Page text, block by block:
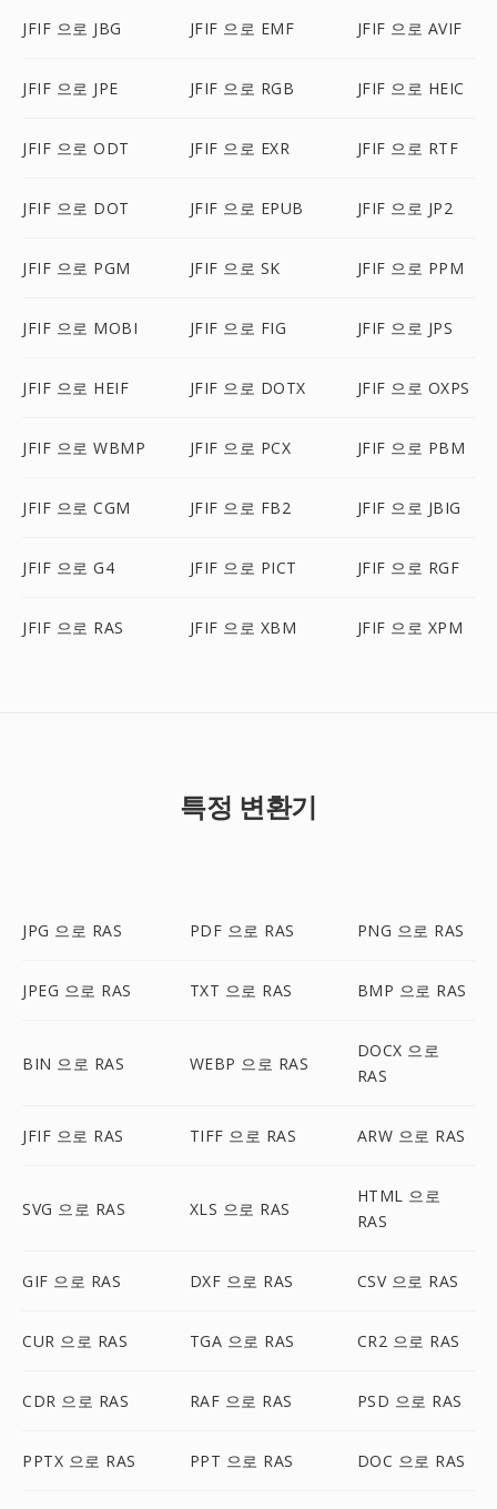
JFIF 으로 JBG JFIF 으로 EMF JFIF 으로 AVIF
JFIF 으로 JPE JFIF 으로 RGB JFIF 으로 HEIC
JFIF 으로 ODT JFIF 으로 EXR JFIF 으로 RTF
JFIF 으로 DOT JFIF 으로 EPUB JFIF 으로 JP2
JFIF 으로 PGM JFIF 으로 SK JFIF 으로 PPM
JFIF 으로 MOBI JFIF 으로 FIG JFIF 으로 JPS
JFIF 으로 HEIF JFIF 으로 DOTX JFIF 으로 OXPS
JFIF 으로 WBMP JFIF 으로 PCX JFIF 으로 PBM
JFIF 으로 CGM JFIF 으로 FB2 JFIF 으로 JBIG
JFIF 으로 G4 JFIF 으로 PICT JFIF 으로 RGF
JFIF 으로 RAS JFIF 으로 XBM JFIF 으로 XPM
특정 변환기
JPG 으로 RAS PDF 으로 RAS PNG 으로 RAS
JPEG 으로 RAS TXT 으로 RAS BMP 으로 RAS
BIN 으로 RAS WEBP 으로 RAS
DOCX 으로
RAS
JFIF 으로 RAS TIFF 으로 RAS ARW 으로 RAS
SVG 으로 RAS XLS 으로 RAS
HTML 으로
RAS
GIF 으로 RAS DXF 으로 RAS CSV 으로 RAS
CUR 으로 RAS TGA 으로 RAS CR2 으로 RAS
CDR 으로 RAS RAF 으로 RAS PSD 으로 RAS
PPTX 으로 RAS PPT 으로 RAS DOC 으로 RAS